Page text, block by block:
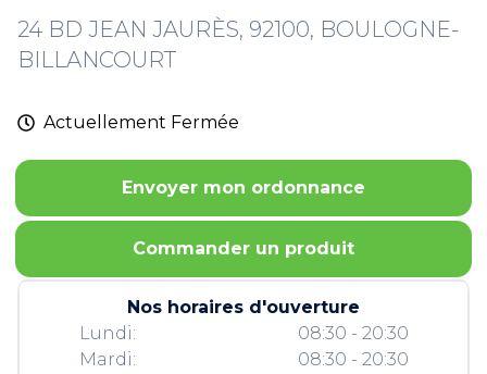
24 BD JEAN JAURÈS, 92100, BOULOGNE-
BILLANCOURT
Actuellement Fermée
Envoyer mon ordonnance
Commander un produit
Nos horaires d'ouverture
Lundi:
Mardi:
08:30 - 20:30
08:30 - 20:30